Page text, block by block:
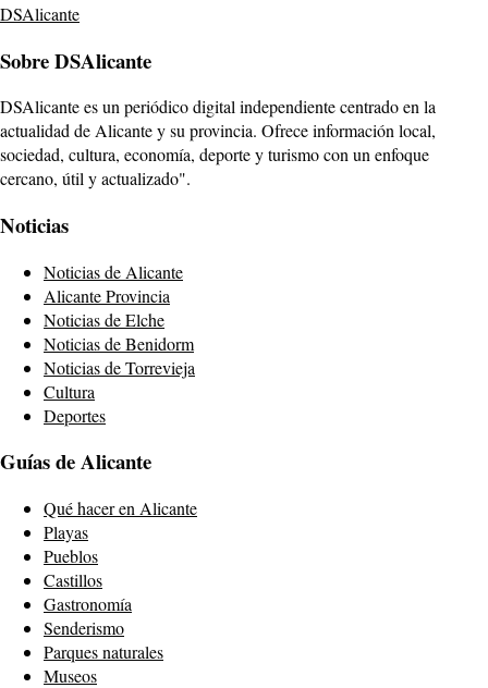
DSAlicante
Sobre DSAlicante
DSAlicante es un periódico digital independiente centrado en la
actualidad de Alicante y su provincia. Ofrece información local,
sociedad, cultura, economía, deporte y turismo con un enfoque
cercano, útil y actualizado".
Noticias
Noticias de Alicante
Alicante Provincia
Noticias de Elche
Noticias de Benidorm
Noticias de Torrevieja
Cultura
Deportes
Guías de Alicante
Qué hacer en Alicante
Playas
Pueblos
Castillos
Gastronomía
Senderismo
Parques naturales
Museos